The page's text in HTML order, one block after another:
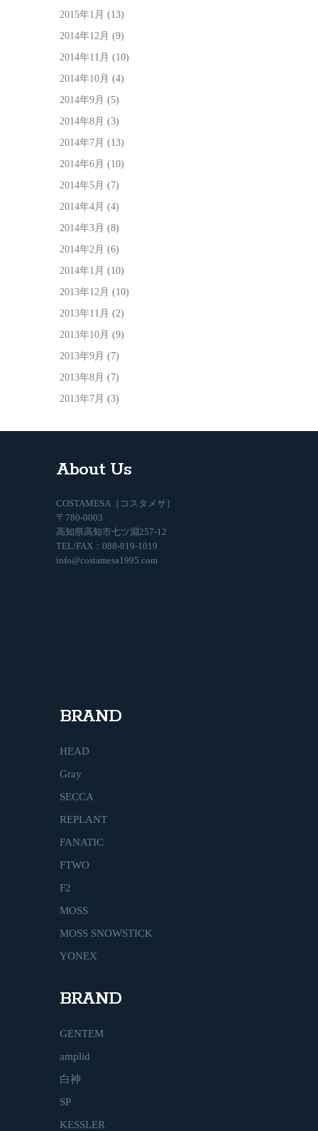
2015年1月 (13)
2014年12月 (9)
2014年11月 (10)
2014年10月 (4)
2014年9月 (5)
2014年8月 (3)
2014年7月 (13)
2014年6月 (10)
2014年5月 (7)
2014年4月 (4)
2014年3月 (8)
2014年2月 (6)
2014年1月 (10)
2013年12月 (10)
2013年11月 (2)
2013年10月 (9)
2013年9月 (7)
2013年8月 (7)
2013年7月 (3)
About Us
COSTAMESA［コスタメサ］
〒780-0003
高知県高知市七ツ淵257-12
TEL/FAX：088-819-1019
info@costamesa1995.com
BRAND
HEAD
Gray
SECCA
REPLANT
FANATIC
FTWO
F2
MOSS
MOSS SNOWSTICK
YONEX
BRAND
GENTEM
amplid
白神
SP
KESSLER